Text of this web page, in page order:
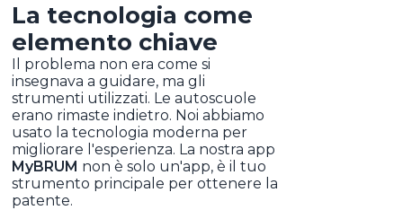
La tecnologia come
elemento chiave
Il problema non era come si
insegnava a guidare, ma gli
strumenti utilizzati. Le autoscuole
erano rimaste indietro. Noi abbiamo
usato la tecnologia moderna per
migliorare l'esperienza. La nostra app
MyBRUM non è solo un'app, è il tuo
strumento principale per ottenere la
patente.